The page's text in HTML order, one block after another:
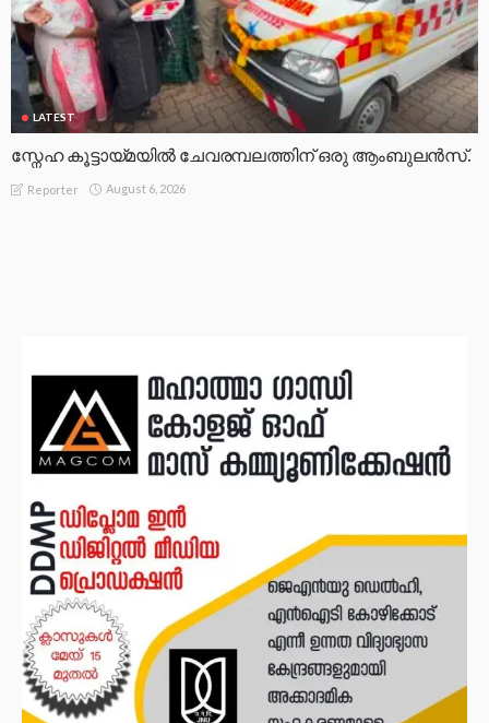
LATEST
സ്നേഹ കൂട്ടായ്മയിൽ ചേവരമ്പലത്തിന് ഒരു ആംബുലൻസ്.
Reporter August 6, 2026